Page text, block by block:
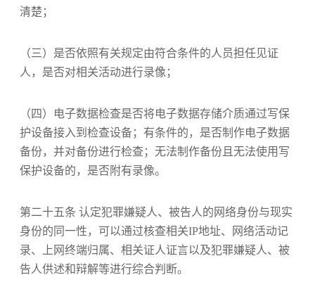
清楚；
（三）是否依照有关规定由符合条件的人员担任见证
人，是否对相关活动进行录像；
（四）电子数据检查是否将电子数据存储介质通过写保
护设备接入到检查设备；有条件的，是否制作电子数据
备份，并对备份进行检查；无法制作备份且无法使用写
保护设备的，是否附有录像。
第二十五条 认定犯罪嫌疑人、被告人的网络身份与现实
身份的同一性，可以通过核查相关IP地址、网络活动记
录、上网终端归属、相关证人证言以及犯罪嫌疑人、被
告人供述和辩解等进行综合判断。